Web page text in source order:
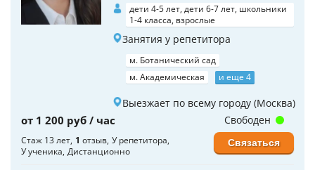
дети 4-5 лет, дети 6-7 лет, школьники
1-4 класса, взрослые
Занятия у репетитора
м. Ботанический сад
м. Академическая
и еще 4
Выезжает по всему городу (Москва)
от 1 200 руб / час
Стаж 13 лет 1 отзыв У репетитора
У ученика Дистанционно
Свободен
Связаться